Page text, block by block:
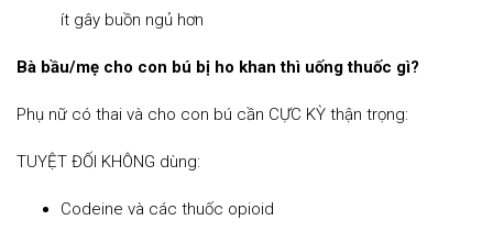
ít gây buồn ngủ hơn
Bà bầu/mẹ cho con bú bị ho khan thì uống thuốc gì?
Phụ nữ có thai và cho con bú cần CỰC KỲ thận trọng:
TUYỆT ĐỐI KHÔNG dùng:
Codeine và các thuốc opioid